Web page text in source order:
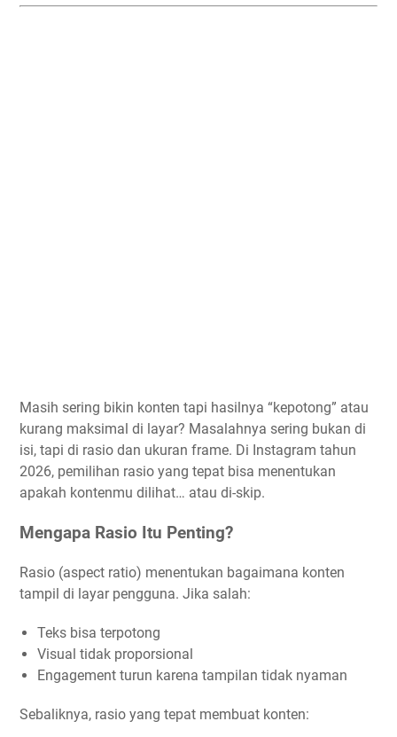
Masih sering bikin konten tapi hasilnya “kepotong” atau
kurang maksimal di layar? Masalahnya sering bukan di
isi, tapi di rasio dan ukuran frame. Di Instagram tahun
2026, pemilihan rasio yang tepat bisa menentukan
apakah kontenmu dilihat… atau di-skip.
Mengapa Rasio Itu Penting?
Rasio (aspect ratio) menentukan bagaimana konten
tampil di layar pengguna. Jika salah:
Teks bisa terpotong
Visual tidak proporsional
Engagement turun karena tampilan tidak nyaman
Sebaliknya, rasio yang tepat membuat konten: